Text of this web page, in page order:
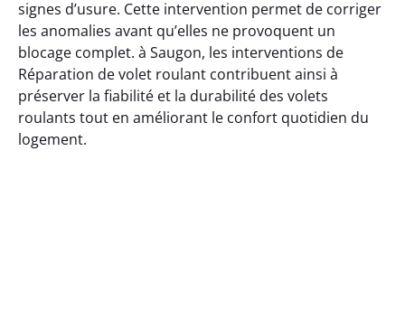
signes d’usure. Cette intervention permet de corriger
les anomalies avant qu’elles ne provoquent un
blocage complet. à Saugon, les interventions de
Réparation de volet roulant contribuent ainsi à
préserver la fiabilité et la durabilité des volets
roulants tout en améliorant le confort quotidien du
logement.